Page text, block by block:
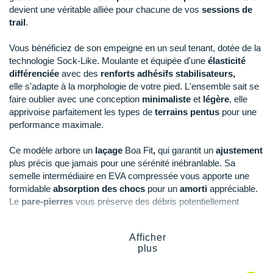
47 Il en reste 3 !
devient une véritable alliée pour chacune de vos sessions de
trail.
Vous bénéficiez de son empeigne en un seul tenant, dotée de la
technologie Sock-Like. Moulante et équipée d'une élasticité
différenciée avec des renforts adhésifs stabilisateurs,
elle s'adapte à la morphologie de votre pied. L'ensemble sait se
faire oublier avec une conception minimaliste et légère, elle
apprivoise parfaitement les types de terrains pentus pour une
performance maximale.
Ce modèle arbore un laçage Boa Fit, qui garantit un ajustement
plus précis que jamais pour une sérénité inébranlable. Sa
semelle intermédiaire en EVA compressée vous apporte une
formidable absorption des chocs pour un amorti appréciable.
Le pare-pierres vous préserve des débris potentiellement
Sa semelle extérieure composée du Frixion White Compound et
adhérence
Afficher
plus
PAR MARQUES
+ Voir tous les accessoires
Nike
NNormal
Odlo
On-Running
Orca
OVERSTIMS
Patagonia
Petzl